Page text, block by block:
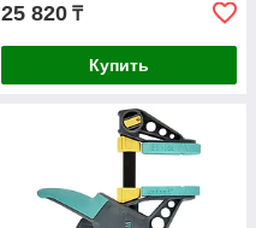
25 820 ₸
Купить